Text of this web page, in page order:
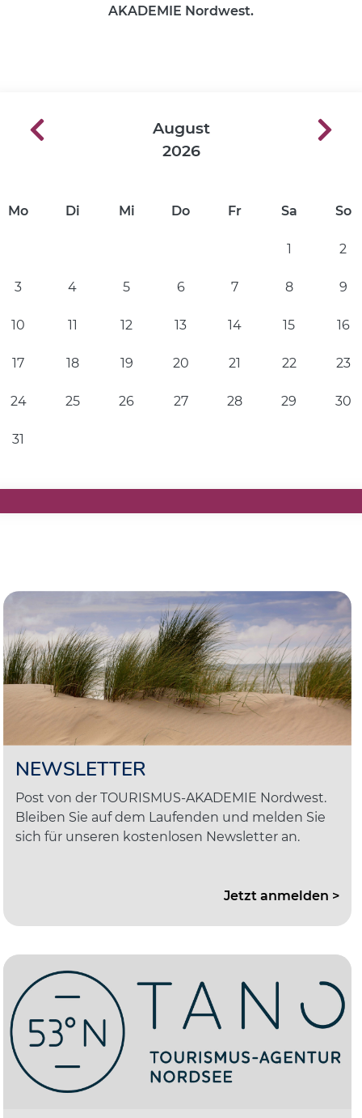
AKADEMIE Nordwest.
August
2026
Mo Di Mi Do Fr Sa So
1 2
3 4 5 6 7 8 9
10 11 12 13 14 15 16
17 18 19 20 21 22 23
24 25 26 27 28 29 30
31
NEWSLETTER
Post von der TOURISMUS-AKADEMIE Nordwest.
Bleiben Sie auf dem Laufenden und melden Sie
sich für unseren kostenlosen Newsletter an.
Jetzt anmelden >